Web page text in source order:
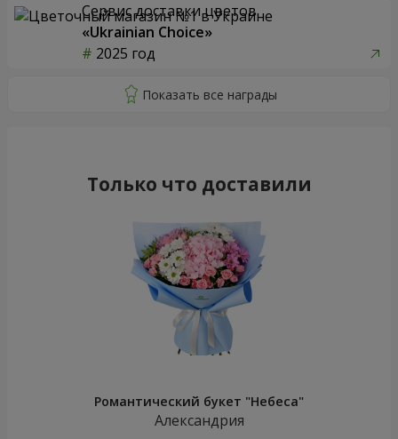
Сервис доставки цветов
«Ukrainian Choice»
2025 год
Только что доставили
Романтический букет "Небеса"
Александрия